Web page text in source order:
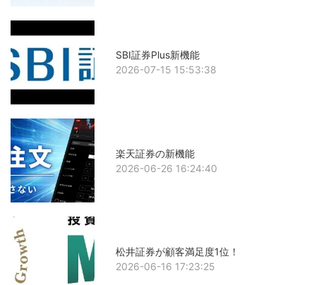
SBI証券Plus新機能
2026-07-15 15:53:38
楽天証券の新機能
2026-06-26 16:24:40
松井証券が顧客満足度1位！
2026-06-16 17:23:25